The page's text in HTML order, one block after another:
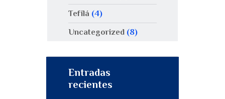
Tefilá (4)
Uncategorized (8)
Entradas
recientes